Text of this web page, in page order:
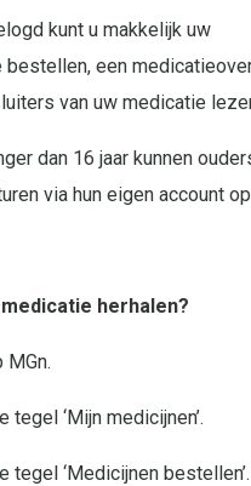
kunt u makkelijk uw
bestellen, een
van uw medicatie
dan 16 jaar kunnen
via hun eigen account
herhalen?
MGn.
tegel ‘Mijn medicijnen’.
tegel ‘Medicijnen bestellen’.